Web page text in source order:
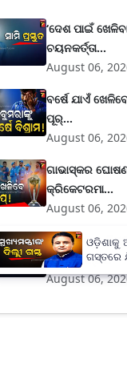
‘ଦେଶ ପାଇଁ
ଚୟନକର୍ତ୍ତା...
August 06,
ବର୍ଷେ ଯାଏଁ
ପୂର୍...
August 06,
ଗାଭାସ୍କର
କ୍ରିକେଟରମା...
August 06,
BCCIର ଭୁଲ
ଝଟକା, ଅନ୍ଧ...
August 06,
ଓଡ଼ିଶାକୁ
ଗସ୍ତରେ